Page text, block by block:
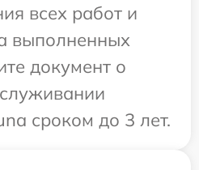
всех работ и
выполненных
документ о
сроком до 3 лет.